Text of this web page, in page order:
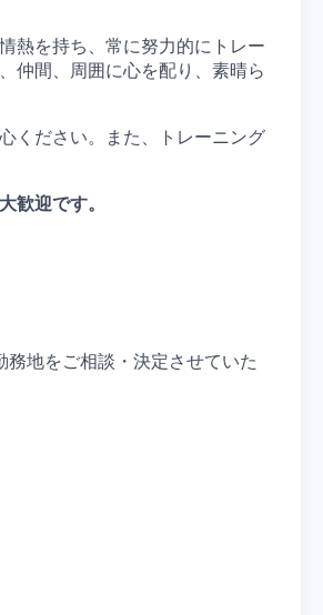
熱を持ち、常に努力的にトレー
仲間、周囲に心を配り、素晴ら
ください。また、トレーニング
歓迎です。
地をご相談・決定させていた